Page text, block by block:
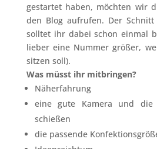
gestartet haben, möchten wir
den Blog aufrufen. Der
solltet ihr dabei schon einmal
lieber eine Nummer größer,
sitzen soll).
Was müsst ihr mitbringen?
Näherfahrung
eine gute Kamera und die
schießen
die passende